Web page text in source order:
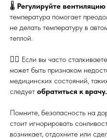
🌡️ Регулируйте
температура помогает
не делать температуру в
теплой.
👩‍⚕️ Если вы часто
может быть признаком
медицинских состояний,
следует обратиться к врачу.
Помните, безопасность на
стоит игнорировать
возникает, отдохните или